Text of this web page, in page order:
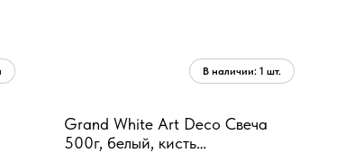
Grand White Art Deco Свеча
500г, белый, кисть